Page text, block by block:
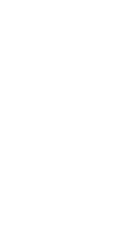
安全なユーザーです
了させた実績があります
実績があります
りません
した発送日数内に発送してい